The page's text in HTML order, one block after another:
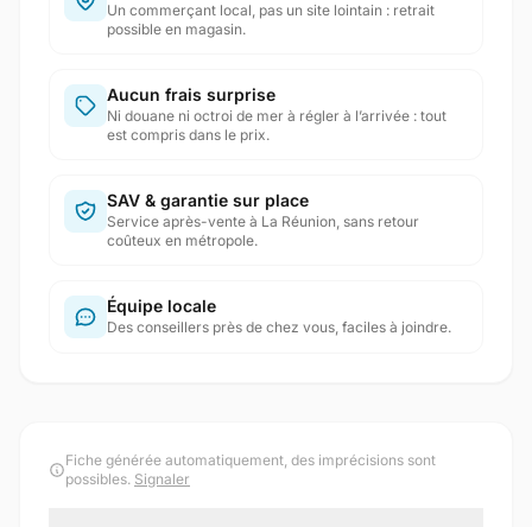
Un commerçant local, pas un site lointain : retrait
possible en magasin.
Aucun frais surprise
Ni douane ni octroi de mer à régler à l’arrivée : tout
est compris dans le prix.
SAV & garantie sur place
Service après-vente à La Réunion, sans retour
coûteux en métropole.
Équipe locale
Des conseillers près de chez vous, faciles à joindre.
Fiche générée automatiquement, des imprécisions sont
possibles. Signaler